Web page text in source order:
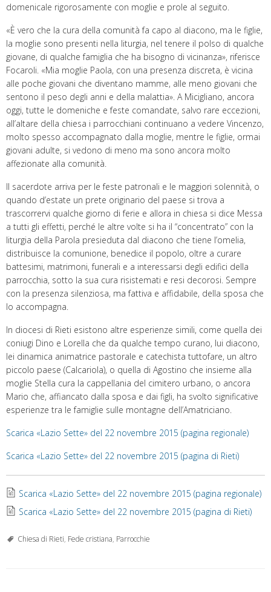
domenicale rigorosamente con moglie e prole al seguito.
«È vero che la cura della comunità fa capo al diacono, ma le figlie,
la moglie sono presenti nella liturgia, nel tenere il polso di qualche
giovane, di qualche famiglia che ha bisogno di vicinanza», riferisce
Focaroli. «Mia moglie Paola, con una presenza discreta, è vicina
alle poche giovani che diventano mamme, alle meno giovani che
sentono il peso degli anni e della malattia». A Micigliano, ancora
oggi, tutte le domeniche e feste comandate, salvo rare eccezioni,
all’altare della chiesa i parrocchiani continuano a vedere Vincenzo,
molto spesso accompagnato dalla moglie, mentre le figlie, ormai
giovani adulte, si vedono di meno ma sono ancora molto
affezionate alla comunità.
Il sacerdote arriva per le feste patronali e le maggiori solennità, o
quando d’estate un prete originario del paese si trova a
trascorrervi qualche giorno di ferie e allora in chiesa si dice Messa
a tutti gli effetti, perché le altre volte si ha il “concentrato” con la
liturgia della Parola presieduta dal diacono che tiene l’omelia,
distribuisce la comunione, benedice il popolo, oltre a curare
battesimi, matrimoni, funerali e a interessarsi degli edifici della
parrocchia, sotto la sua cura risistemati e resi decorosi. Sempre
con la presenza silenziosa, ma fattiva e affidabile, della sposa che
lo accompagna.
In diocesi di Rieti esistono altre esperienze simili, come quella dei
coniugi Dino e Lorella che da qualche tempo curano, lui diacono,
lei dinamica animatrice pastorale e catechista tuttofare, un altro
piccolo paese (Calcariola), o quella di Agostino che insieme alla
moglie Stella cura la cappellania del cimitero urbano, o ancora
Mario che, affiancato dalla sposa e dai figli, ha svolto significative
esperienze tra le famiglie sulle montagne dell’Amatriciano.
Scarica «Lazio Sette» del 22 novembre 2015 (pagina regionale)
Scarica «Lazio Sette» del 22 novembre 2015 (pagina di Rieti)
Scarica «Lazio Sette» del 22 novembre 2015 (pagina regionale)
Scarica «Lazio Sette» del 22 novembre 2015 (pagina di Rieti)
Chiesa di Rieti, Fede cristiana, Parrocchie